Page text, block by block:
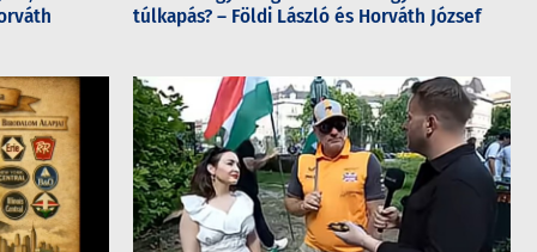
túlkapás? – Földi László és Horváth József